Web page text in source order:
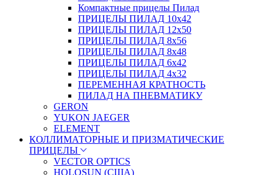
Компактные прицелы Пилад
ПРИЦЕЛЫ ПИЛАД 10х42
ПРИЦЕЛЫ ПИЛАД 12х50
ПРИЦЕЛЫ ПИЛАД 8х56
ПРИЦЕЛЫ ПИЛАД 8х48
ПРИЦЕЛЫ ПИЛАД 6х42
ПРИЦЕЛЫ ПИЛАД 4х32
ПЕРЕМЕННАЯ КРАТНОСТЬ
ПИЛАД НА ПНЕВМАТИКУ
GERON
YUKON JAEGER
ELEMENT
КОЛЛИМАТОРНЫЕ И ПРИЗМАТИЧЕСКИЕ
ПРИЦЕЛЫ
VECTOR OPTICS
HOLOSUN (США)